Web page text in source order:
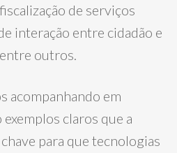
de serviços
interação entre cidadão e
outros.
acompanhando em
claros que a
para que tecnologias